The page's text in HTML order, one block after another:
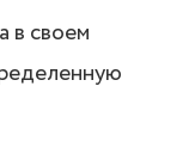
в своем